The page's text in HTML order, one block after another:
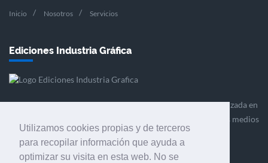
Utilizamos cookies propias y de terceros
para recopilar información que ayuda a
optimizar su visita en esta web. No se
Inicio Nosotros Servicios
Ediciones Industria Gráfica
Ediciones Industria Gráfica es una empresa editora especializada en
el mercado de la comunicación gráfica que engloba diversos medios
profesionales especializados en el mercado gráfico, la
comunicación visual y el envasado.